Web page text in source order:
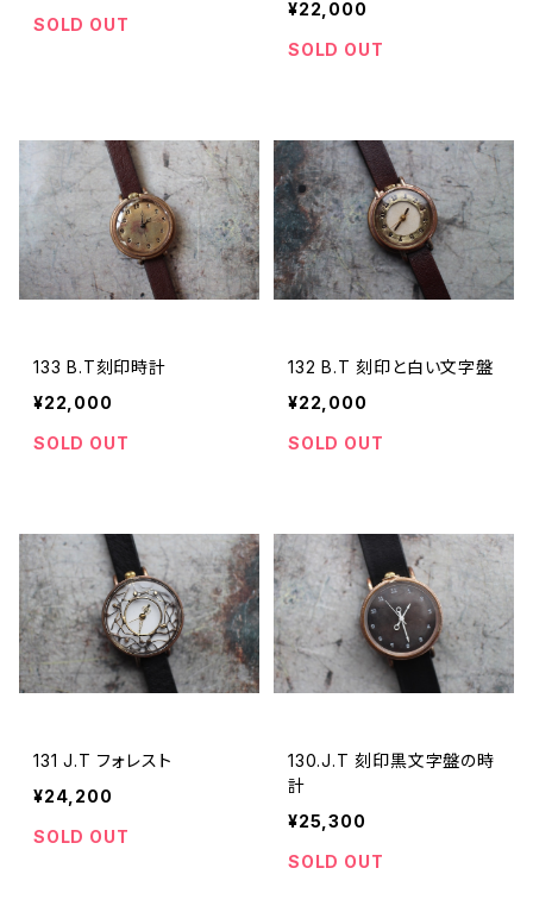
SOLD OUT
¥22,000
SOLD OUT
133 B.T刻印時計
¥22,000
SOLD OUT
132 B.T 刻印と白い文字盤
¥22,000
SOLD OUT
131 J.T フォレスト
¥24,200
SOLD OUT
130.J.T 刻印黒文字盤の時
計
¥25,300
SOLD OUT